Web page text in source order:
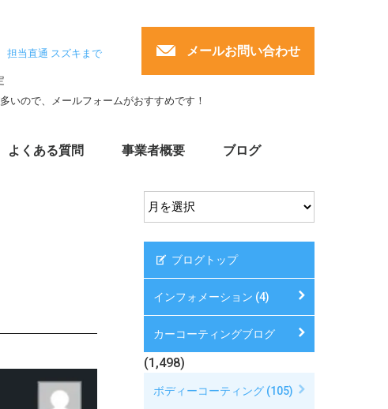
担当直通 スズキまで メールお問い合わせ
いので、メールフォームがおすすめです！
よくある質問 事業者概要 ブログ
ブログトップ
インフォメーション (4)
カーコーティングブログ
(1,498)
ボディーコーティング (105)